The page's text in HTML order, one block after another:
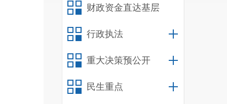
财政资金直达基层
行政执法
重大决策预公开
民生重点